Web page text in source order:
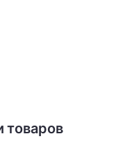
товаров